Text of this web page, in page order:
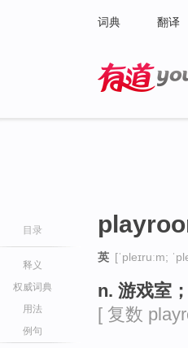
词典 翻译
目录
释义
权威词典
用法
例句
英 [ˈpleɪruːm;
n. 游戏室
[ 复数